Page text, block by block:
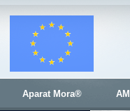
Aparat Mora®